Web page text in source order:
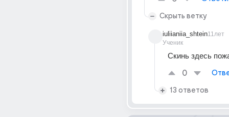
Скрыть ветку
iuliianiia_shtein
Ученик
11лет
Скинь здесь
0
13 ответов